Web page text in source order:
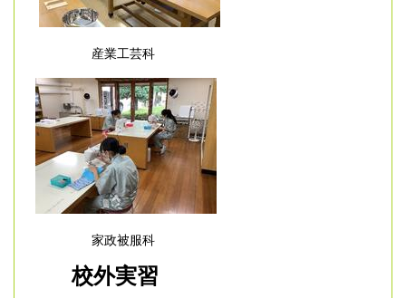
産業工芸科
家政被服科
校外実習